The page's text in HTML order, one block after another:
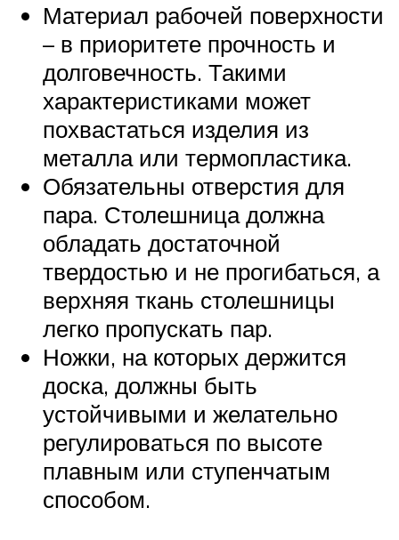
Материал рабочей поверхности
– в приоритете прочность и
долговечность. Такими
характеристиками может
похвастаться изделия из
металла или термопластика.
Обязательны отверстия для
пара. Столешница должна
обладать достаточной
твердостью и не прогибаться, а
верхняя ткань столешницы
легко пропускать пар.
Ножки, на которых держится
доска, должны быть
устойчивыми и желательно
регулироваться по высоте
плавным или ступенчатым
способом.